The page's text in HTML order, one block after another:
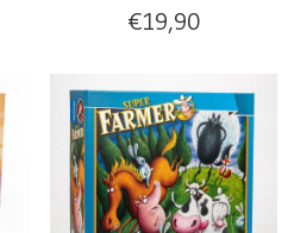
€19,90